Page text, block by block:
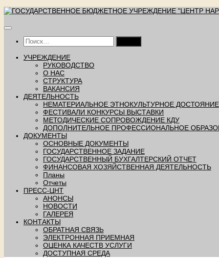
Перейти
содержимому
Найти:
УЧРЕЖДЕНИЕ
РУКОВОДСТВО
О НАС
СТРУКТУРА
ВАКАНСИЯ
ДЕЯТЕЛЬНОСТЬ
НЕМАТЕРИАЛЬНОЕ ЭТНОКУЛЬТУРНОЕ ДОСТОЯНИЕ
ФЕСТИВАЛИ КОНКУРСЫ ВЫСТАВКИ
МЕТОДИЧЕСКИЕ СОПРОВОЖДЕНИЕ КДУ
ДОПОЛНИТЕЛЬНОЕ ПРОФЕССИОНАЛЬНОЕ
ДОКУМЕНТЫ
ОСНОВНЫЕ ДОКУМЕНТЫ
ГОСУДАРСТВЕННОЕ ЗАДАНИЕ
ГОСУДАРСТВЕННЫЙ БУХГАЛТЕРСКИЙ ОТЧЕТ
ФИНАНСОВАЯ ХОЗЯЙСТВЕННАЯ ДЕЯТЕЛЬНОСТЬ
Планы
Отчеты
ПРЕСС-ЦНТ
АНОНСЫ
НОВОСТИ
ГАЛЕРЕЯ
КОНТАКТЫ
ОБРАТНАЯ СВЯЗЬ
ЭЛЕКТРОННАЯ ПРИЕМНАЯ
ОЦЕНКА КАЧЕСТВ УСЛУГИ
ДОСТУПНАЯ СРЕДА